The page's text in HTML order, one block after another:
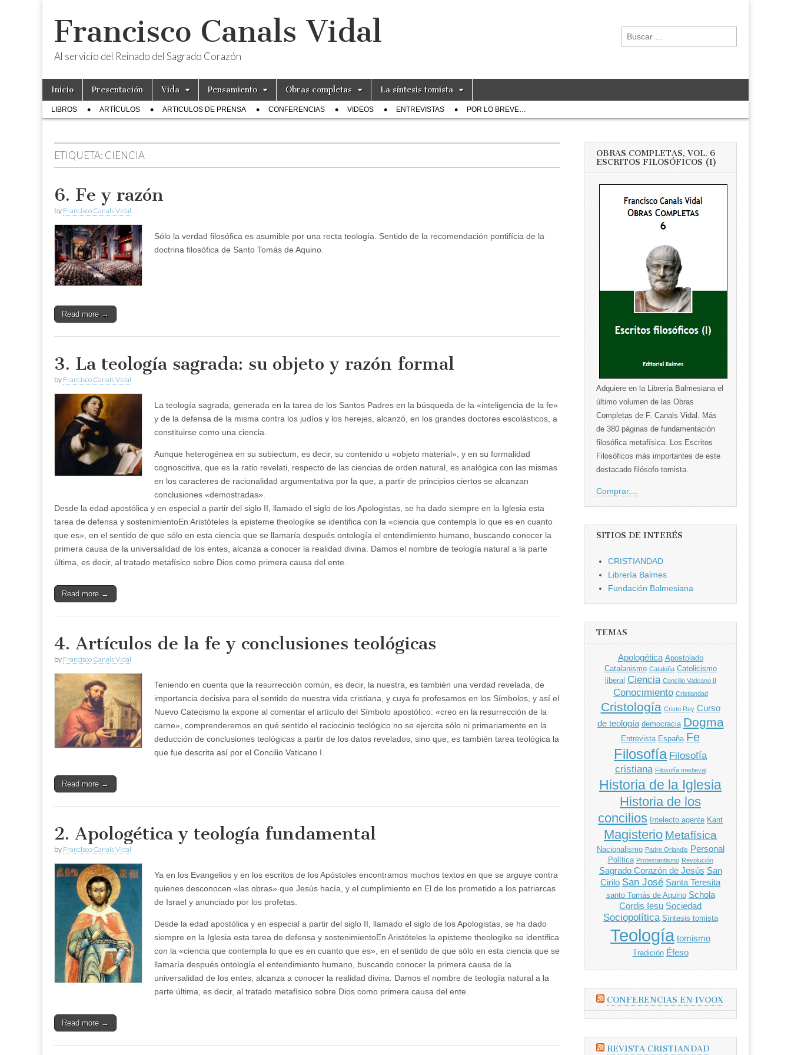
Francisco Canals Vidal
Al servicio del Reinado del Sagrado Corazón
Buscar:
Main
menu
Skip
content
Inicio Presentación Vida Pensamiento Obras completas La síntesis tomista
Sub
menu
LIBROS ARTÍCULOS ARTICULOS DE PRENSA CONFERENCIAS VIDEOS ENTREVISTAS POR LO BREVE…
ETIQUETA: CIENCIA
6. Fe y razón
by Francisco Canals Vidal
Sólo la verdad filosófica es asumible por una recta teología. Sentido de la recomendación pontifícia de la
doctrina filosófica de Santo Tomás de Aquino.
Read more →
3. La teología sagrada: su objeto y razón formal
by Francisco Canals Vidal
La teología sagrada, generada en la tarea de los Santos Padres en la búsqueda de la «inteligencia de la fe»
y de la defensa de la misma contra los judíos y los herejes, alcanzó, en los grandes doctores escolásticos, a
constituirse como una ciencia.
Aunque heterogénea en su subiectum, es decir, su contenido u «objeto material», y en su formalidad
cognoscitiva, que es la ratio revelati, respecto de las ciencias de orden natural, es analógica con las mismas
en los caracteres de racionalidad argumentativa por la que, a partir de principios ciertos se alcanzan
conclusiones «demostradas».
Desde la edad apostólica y en especial a partir del siglo II, llamado el siglo de los Apologistas, se ha dado siempre en la Iglesia esta
tarea de defensa y sostenimientoEn Aristóteles la episteme theologike se identifica con la «ciencia que contempla lo que es en cuanto
que es», en el sentido de que sólo en esta ciencia que se llamaría después ontología el entendimiento humano, buscando conocer la
primera causa de la universalidad de los entes, alcanza a conocer la realidad divina. Damos el nombre de teología natural a la parte
última, es decir, al tratado metafísico sobre Dios como primera causa del ente.
Read more →
4. Artículos de la fe y conclusiones teológicas
by Francisco Canals Vidal
Teniendo en cuenta que la resurrección común, es decir, la nuestra, es también una verdad revelada, de
importancia decisiva para el sentido de nuestra vida cristiana, y cuya fe profesamos en los Símbolos, y así el
Nuevo Catecismo la expone al comentar el artículo del Símbolo apostólico: «creo en la resurrección de la
carne», comprenderemos en qué sentido el raciocinio teológico no se ejercita sólo ni primariamente en la
deducción de conclusiones teológicas a partir de los datos revelados, sino que, es también tarea teológica la
que fue descrita así por el Concilio Vaticano I.
Read more →
2. Apologética y teología fundamental
by Francisco Canals Vidal
Ya en los Evangelios y en los escritos de los Apóstoles encontramos muchos textos en que se arguye contra
quienes desconocen «las obras» que Jesús hacía, y el cumplimiento en El de los prometido a los patriarcas
de Israel y anunciado por los profetas.
Desde la edad apostólica y en especial a partir del siglo II, llamado el siglo de los Apologistas, se ha dado
siempre en la Iglesia esta tarea de defensa y sostenimientoEn Aristóteles la episteme theologike se identifica
con la «ciencia que contempla lo que es en cuanto que es», en el sentido de que sólo en esta ciencia que se
llamaría después ontología el entendimiento humano, buscando conocer la primera causa de la
universalidad de los entes, alcanza a conocer la realidad divina. Damos el nombre de teología natural a la
parte última, es decir, al tratado metafísico sobre Dios como primera causa del ente.
Read more →
OBRAS COMPLETAS, VOL. 6
ESCRITOS FILOSÓFICOS (I)
Adquiere en la Librería Balmesiana el
último volumen de las Obras
Completas de F. Canals Vidal. Más
de 380 páginas de fundamentación
filosófica metafísica. Los Escritos
Filosóficos más importantes de este
destacado filósofo tomista.
Comprar....
SITIOS DE INTERÉS
CRISTIANDAD
Librería Balmes
Fundación Balmesiana
TEMAS
Apologética Apostolado
Catalanismo Cataluña Catolicismo
liberal Ciencia Concilio Vaticano II
Conocimiento Cristiandad
Cristología Cristo Rey Curso
de teología democracia Dogma
Entrevista España Fe
Filosofía Filosofía
cristiana Filosofía medieval
Historia de la Iglesia
Historia de los
concilios Intelecto agente Kant
Magisterio Metafísica
Nacionalismo Padre Orlandis Personal
Política Protestantismo Revolución
Sagrado Corazón de Jesús San
Cirilo San José Santa Teresita
santo Tomás de Aquino Schola
Cordis Iesu Sociedad
Sociopolítica Síntesis tomista
Teología tomismo
Tradición Éfeso
CONFERENCIAS EN IVOOX
REVISTA CRISTIANDAD